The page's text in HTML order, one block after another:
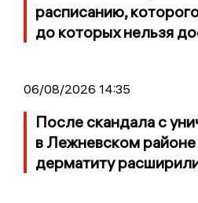
расписанию,
до которых нельзя
06/08/2026 14:35
После скандала с
в Лежневском районе
дерматиту